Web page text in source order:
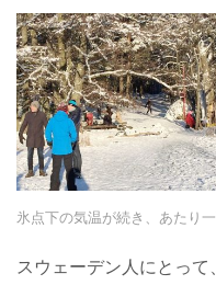
氷点下の気温が続き、あたり
スウェーデン人にとっ